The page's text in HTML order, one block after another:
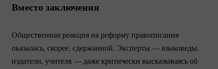
Вместо заключения
Общественная реакция на реформу правописания
оказалась, скорее, сдержанной. Эксперты — языковеды,
издатели, учителя — даже критически высказываясь об